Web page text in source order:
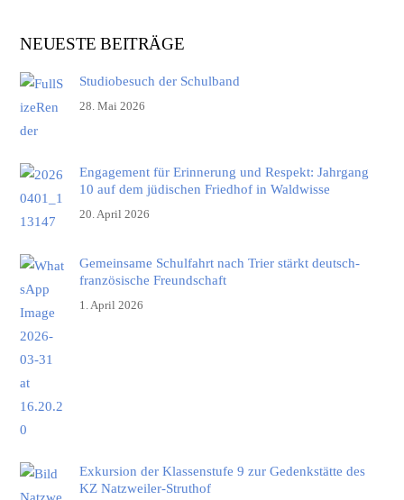
NEUESTE BEITRÄGE
Studiobesuch der Schulband
28. Mai 2026
Engagement für Erinnerung und Respekt: Jahrgang
10 auf dem jüdischen Friedhof in Waldwisse
20. April 2026
Gemeinsame Schulfahrt nach Trier stärkt deutsch-
französische Freundschaft
1. April 2026
Exkursion der Klassenstufe 9 zur Gedenkstätte des
KZ Natzweiler-Struthof